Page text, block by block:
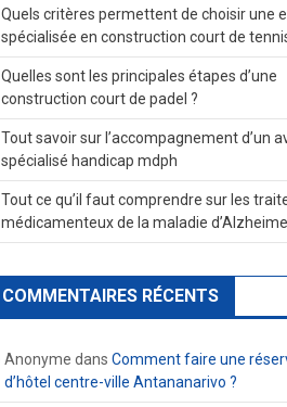
Quels critères permettent de choisir une
spécialisée en construction court de
Quelles sont les principales étapes d’une
construction court de padel ?
Tout savoir sur l’accompagnement d’un
spécialisé handicap mdph
Tout ce qu’il faut comprendre sur les
médicamenteux de la maladie
COMMENTAIRES RÉCENTS
Anonyme dans Comment faire une
d’hôtel centre-ville Antananarivo ?